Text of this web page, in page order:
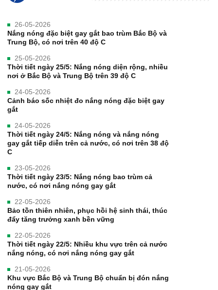
26-05-2026
Nắng nóng đặc biệt gay gắt bao trùm Bắc Bộ và
Trung Bộ, có nơi trên 40 độ C
25-05-2026
Thời tiết ngày 25/5: Nắng nóng diện rộng, nhiều
nơi ở Bắc Bộ và Trung Bộ trên 39 độ C
24-05-2026
Cảnh báo sốc nhiệt đo nắng nóng đặc biệt gay
gắt
24-05-2026
Thời tiết ngày 24/5: Nắng nóng và nắng nóng
gay gắt tiếp diễn trên cả nước, có nơi trên 38 độ
C
23-05-2026
Thời tiết ngày 23/5: Nắng nóng bao trùm cả
nước, có nơi nắng nóng gay gắt
22-05-2026
Bảo tồn thiên nhiên, phục hồi hệ sinh thái, thúc
đẩy tăng trưởng xanh bền vững
22-05-2026
Thời tiết ngày 22/5: Nhiều khu vực trên cả nước
nắng nóng, có nơi nắng nóng gay gắt
21-05-2026
Khu vực Bắc Bộ và Trung Bộ chuẩn bị đón nắng
nóng gay gắt